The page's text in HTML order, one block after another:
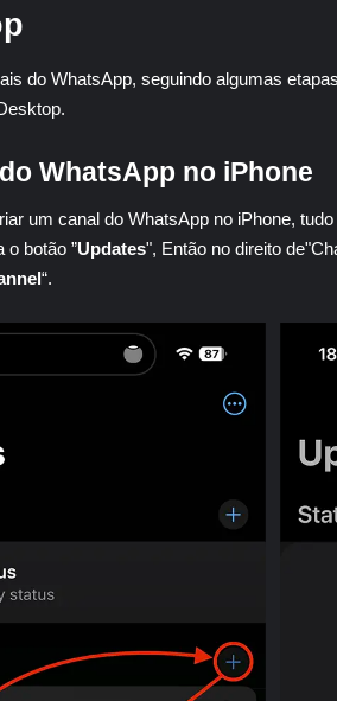
do WhatsApp, seguindo algumas
WhatsApp no ​​iPhone
um canal do WhatsApp no ​​iPhone,
o botão ”Updates", Então no direito de"
“.